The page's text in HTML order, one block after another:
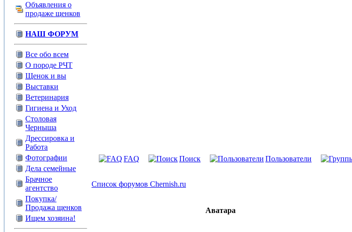
Объявления о
продаже щенков
НАШ ФОРУМ
Все обо всем
О породе РЧТ
Щенок и вы
Выставки
Ветеринария
Гигиена и Уход
Столовая
Черныша
Дрессировка и
Работа
Фотографии
Дела семейные
Брачное
агентство
Покупка/
Продажа щенков
Ищем хозяина!
FAQ Поиск Пользователи
Список форумов Chernish.ru
Аватара